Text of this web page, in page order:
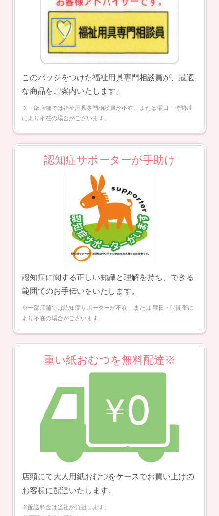
このバッジをつけた福祉用具専門相談員が、 最適
な商品をご案内いたします。
※一部店舗では福祉用具専門相談員が不在、
または曜日・時間帯
により不在の場合がございます。
認知症サポーターが手助け
認知症に関する正しい知識と理解を持ち、 できる
範囲でのお手伝いをいたします。
※一部店舗では認知症サポーターが不在、または 曜日・時間帯に
より不在の場合がございます。
重い紙おむつを無料配達※
店頭にて大人用紙おむつをケースでお買い上げの
お客様に配達いたします。
※配送料金は当社が負担します。